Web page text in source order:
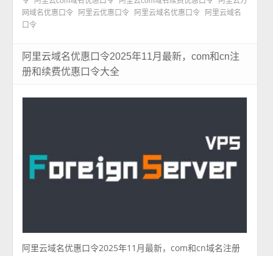
网域名优惠口令
阿里云优惠口令 阿里云域名优惠口令
阿里云域名
口令
阿里云域名优惠口令2025年11月最新，com和cn注
册和续费优惠口令大全
阿里云域名优惠口令2025年11月最新，com和cn域名注册